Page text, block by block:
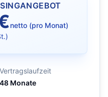
netto (pro Monat)
Vertragslaufzeit
48 Monate